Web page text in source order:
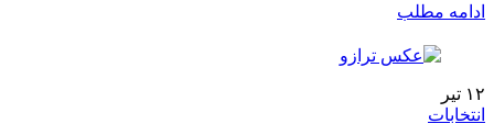
ادامه مطلب
۱۲ تیر
انتخابات